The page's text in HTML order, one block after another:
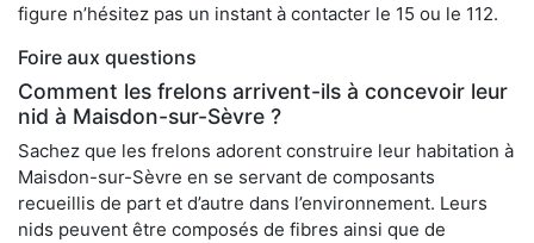
figure n’hésitez pas un instant à contacter le 15 ou le 112.
Foire aux questions
Comment les frelons arrivent-ils à concevoir leur
nid à Maisdon-sur-Sèvre ?
Sachez que les frelons adorent construire leur habitation à
Maisdon-sur-Sèvre en se servant de composants
recueillis de part et d’autre dans l’environnement. Leurs
nids peuvent être composés de fibres ainsi que de